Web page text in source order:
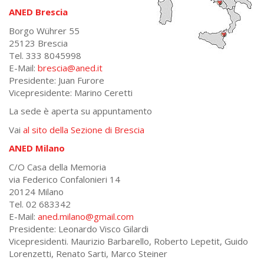
ANED Brescia
Borgo Wührer 55
25123 Brescia
Tel. 333 8045998
E-Mail: brescia@aned.it
Presidente: Juan Furore
Vicepresidente: Marino Ceretti
La sede è aperta su appuntamento
Vai al sito della Sezione di Brescia
ANED Milano
C/O Casa della Memoria
via Federico Confalonieri 14
20124 Milano
Tel. 02 683342
E-Mail: aned.milano@gmail.com
Presidente: Leonardo Visco Gilardi
Vicepresidenti. Maurizio Barbarello, Roberto Lepetit, Guido
Lorenzetti, Renato Sarti, Marco Steiner